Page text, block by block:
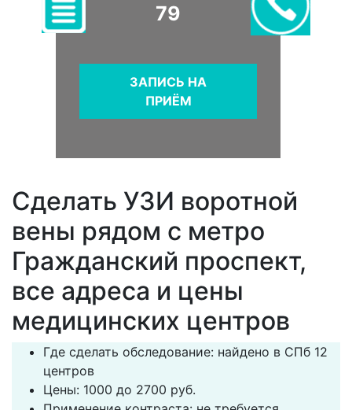
79
ЗАПИСЬ НА
ПРИЁМ
Сделать УЗИ воротной
вены рядом с метро
Гражданский проспект,
все адреса и цены
медицинских центров
Где сделать обследование: найдено в СПб 12
центров
Цены: 1000 до 2700 руб.